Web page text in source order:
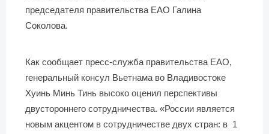
председателя правительства ЕАО Галина
Соколова.
Как сообщает пресс-служба правительства ЕАО,
генеральный консул Вьетнама во Владивостоке
Хуинь Минь Тинь высоко оценил перспективы
двустороннего сотрудничества. «России является
новым акцентом в сотрудничестве двух стран: в 1